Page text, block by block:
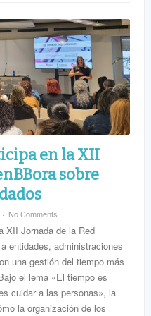
en la XII
sobre
No Comments
XII Jornada de la Red
entidades, administraciones
una gestión del tiempo más
el lema «El tiempo es
cuidar a las personas», la
la organización de los